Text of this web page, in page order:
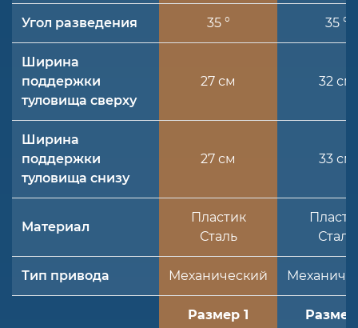
Угол разведения 35 ° 35 °
Ширина
поддержки
туловища сверху
27 см 32 см
Ширина
поддержки
туловища снизу
27 см 33 см
Материал
Пластик
Сталь
Сталь
Тип привода Механический
Размер 1